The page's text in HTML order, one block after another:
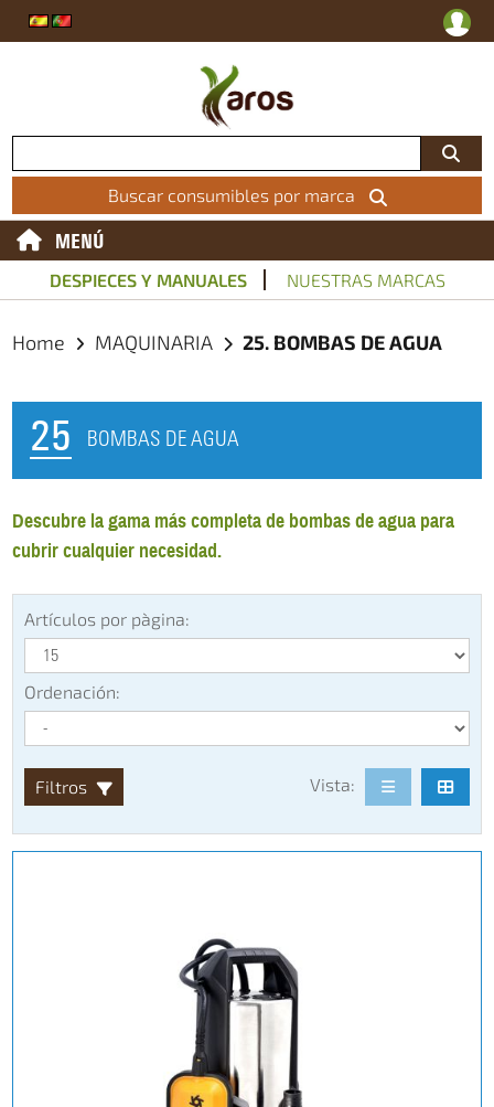
Buscar consumibles por marca
MENÚ
DESPIECES Y MANUALES NUESTRAS MARCAS
Home MAQUINARIA 25. BOMBAS DE AGUA
25 BOMBAS DE AGUA
Descubre la gama más completa de bombas de agua para
cubrir cualquier necesidad.
Artículos por pàgina:
Ordenación:
Filtros Vista: